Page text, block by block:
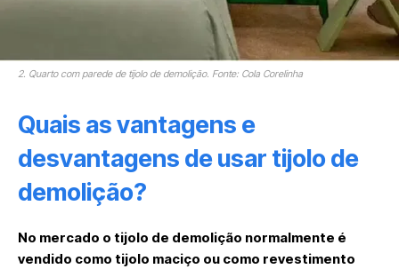
2. Quarto com parede de tijolo de demolição. Fonte: Cola Corelinha
Quais as vantagens e
desvantagens de usar tijolo de
demolição?
No mercado o tijolo de demolição normalmente é
vendido como tijolo maciço ou como revestimento